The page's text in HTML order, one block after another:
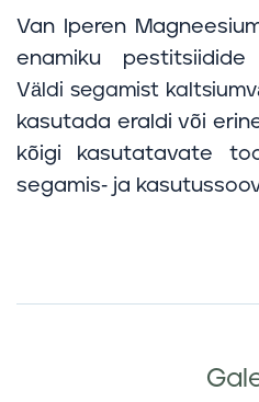
Van Iperen
enamiku
Väldi segamist
kasutada eraldi või
kõigi kasutatavate
segamis- ja